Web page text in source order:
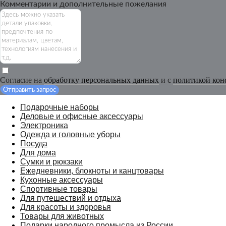
Комментарии и дополнительные пожелания
Согласие на обработку персональных данных и с политикой
Отправить запрос
Подарочные наборы
Деловые и офисные аксессуары
Электроника
Одежда и головные уборы
Посуда
Для дома
Сумки и рюкзаки
Ежедневники, блокноты и канцтовары
Кухонные аксессуары
Спортивные товары
Для путешествий и отдыха
Для красоты и здоровья
Товары для животных